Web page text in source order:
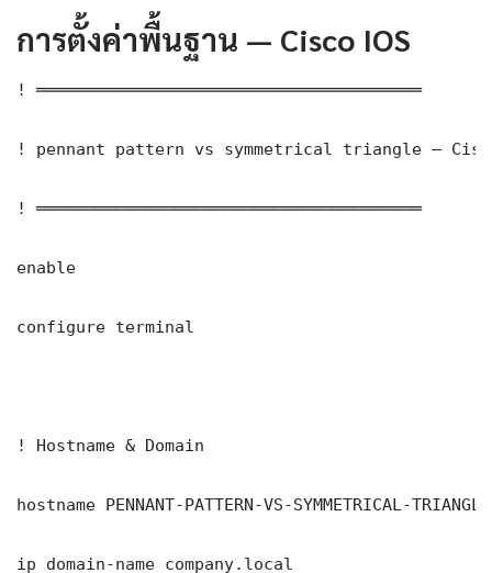
การตั้งค่าพื้นฐาน — Cisco IOS
! ═══════════════════════════════════════
! pennant pattern vs symmetrical triangle —
! ═══════════════════════════════════════
enable
configure terminal
! Hostname & Domain
hostname PENNANT-PATTERN-VS-SYMMETRICAL-
ip domain-name company.local